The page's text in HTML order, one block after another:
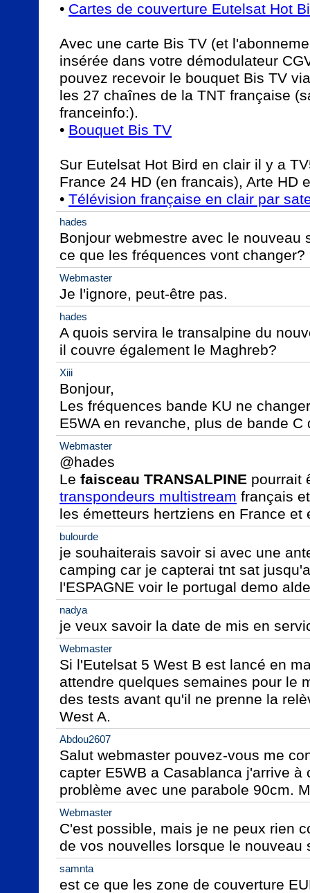
• Cartes de couverture Eutelsat Hot
Avec une carte Bis TV (et
insérée dans votre démodulateur
pouvez recevoir le bouquet Bis TV
les 27 chaînes de la TNT française
franceinfo:).
• Bouquet Bis TV
Sur Eutelsat Hot Bird en clair il y a
France 24 HD (en francais), Arte HD
• Télévision française en clair par
hades
Bonjour webmestre avec le nouveau
ce que les fréquences vont changer?
Webmaster
Je l'ignore, peut-être pas.
hades
A quois servira le transalpine du
il couvre également le Maghreb?
Xiii
Bonjour,
Les fréquences bande KU ne
E5WA en revanche, plus de bande
Webmaster
@hades
Le faisceau TRANSALPINE
transpondeurs multistream français
les émetteurs hertziens en France et
bulourde
je souhaiterais savoir si avec une
camping car je capterai tnt sat
l'ESPAGNE voir le portugal demo
nadya
je veux savoir la date de mis en
Webmaster
Si l'Eutelsat 5 West B est lancé en
attendre quelques semaines pour le
des tests avant qu'il ne prenne la
West A.
Abdou2607
Salut webmaster pouvez-vous me
capter E5WB a Casablanca j'arrive à
problème avec une parabole 90cm.
Webmaster
C'est possible, mais je ne peux rien
de vos nouvelles lorsque le nouveau
samnta
est ce que les zone de couverture